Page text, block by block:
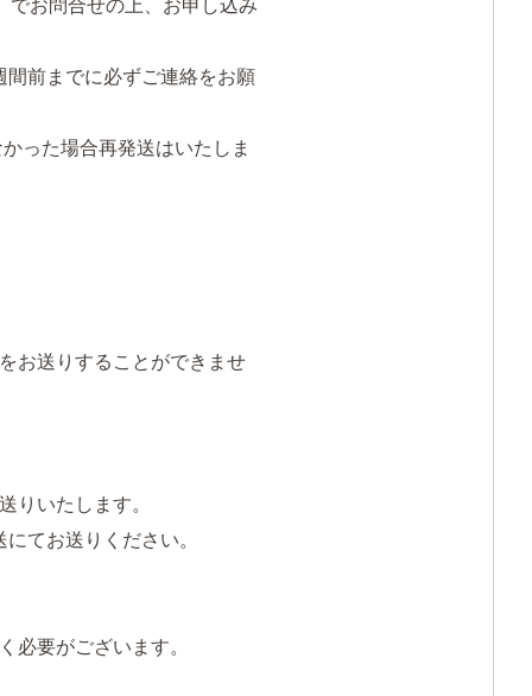
でお問合せの上、お申し込み
前までに必ずご連絡をお願
った場合再発送はいたしま
お送りすることができませ
りいたします。
てお送りください。
必要がございます。